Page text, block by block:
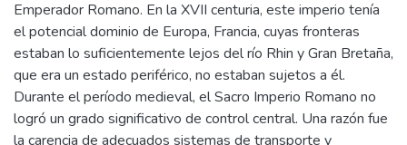
Emperador Romano. En la XVII centuria, este imperio tenía
el potencial dominio de Europa, Francia, cuyas fronteras
estaban lo suficientemente lejos del río Rhin y Gran Bretaña,
que era un estado periférico, no estaban sujetos a él.
Durante el período medieval, el Sacro Imperio Romano no
logró un grado significativo de control central. Una razón fue
la carencia de adecuados sistemas de transporte y